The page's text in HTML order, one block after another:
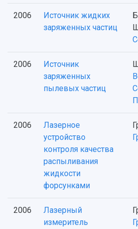
Кампус
3D-тур по университету
Центр истории
Ботанический сад
Умный дом бабочек
Международный
Официальные документы
Патенты
Публикации и издания
Отчеты о проведенных
2006
Источник жидких
заряженных частиц
2006
Источник
заряженных
пылевых частиц
2006
Лазерное
устройство
контроля качества
распыливания
жидкости
форсунками
2006
Лазерный
измеритель